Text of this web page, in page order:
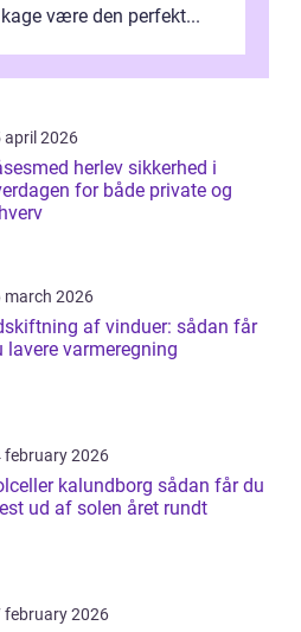
være den perfekt...
april 2026
herlev sikkerhed i
for både private og
march 2026
af vinduer: sådan får
lavere varmeregning
february 2026
kalundborg sådan får du
ud af solen året rundt
february 2026